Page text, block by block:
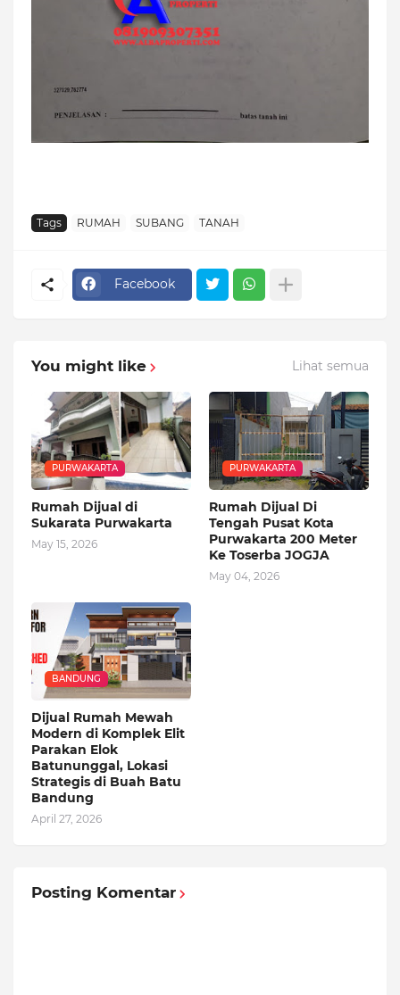
Tags RUMAH SUBANG TANAH
Facebook
You might like Lihat semua
PURWAKARTA
Rumah Dijual di
Sukarata Purwakarta
May 15, 2026
PURWAKARTA
Rumah Dijual Di
Tengah Pusat Kota
Purwakarta 200 Meter
Ke Toserba JOGJA
May 04, 2026
BANDUNG
Dijual Rumah Mewah
Modern di Komplek Elit
Parakan Elok
Batununggal, Lokasi
Strategis di Buah Batu
Bandung
April 27, 2026
Posting Komentar